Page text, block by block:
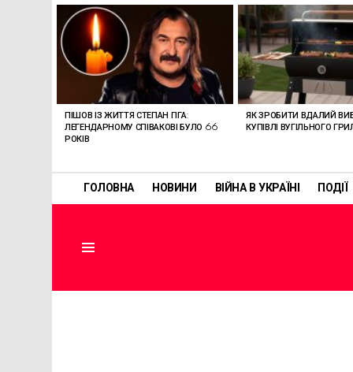
ГОЛОВНА НОВИНИ ВІЙНА В УКРАЇНІ ПОДІЇ
ОСТАННІ
СТАТТІ
ПІШОВ ІЗ ЖИТТЯ СТЕПАН ГІГА:
ЛЕГЕНДАРНОМУ СПІВАКОВІ БУЛО 66
РОКІВ
ЯК ЗРОБИТИ ВДАЛИЙ
КУПІВЛІ ВУГІЛЬНОГО